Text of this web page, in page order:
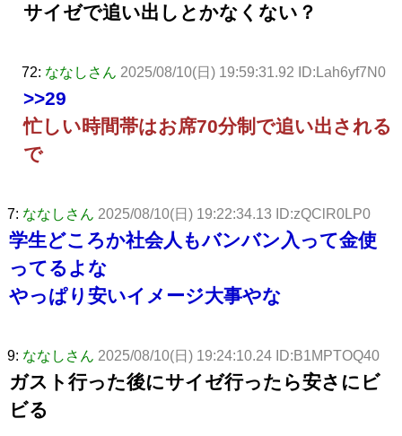
サイゼで追い出しとかなくない？
72: ななしさん 2025/08/10(日) 19:59:31.92 ID:Lah6yf7N0
>>29
忙しい時間帯はお席70分制で追い出される
で
7: ななしさん 2025/08/10(日) 19:22:34.13 ID:zQClR0LP0
学生どころか社会人もバンバン入って金使
ってるよな
やっぱり安いイメージ大事やな
9: ななしさん 2025/08/10(日) 19:24:10.24 ID:B1MPTOQ40
ガスト行った後にサイゼ行ったら安さにビ
ビる